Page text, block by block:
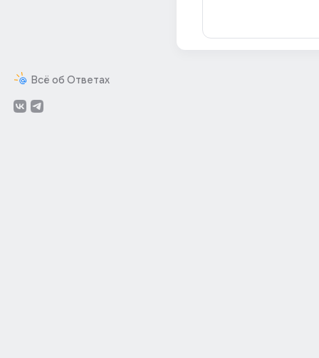
Всё об Ответах